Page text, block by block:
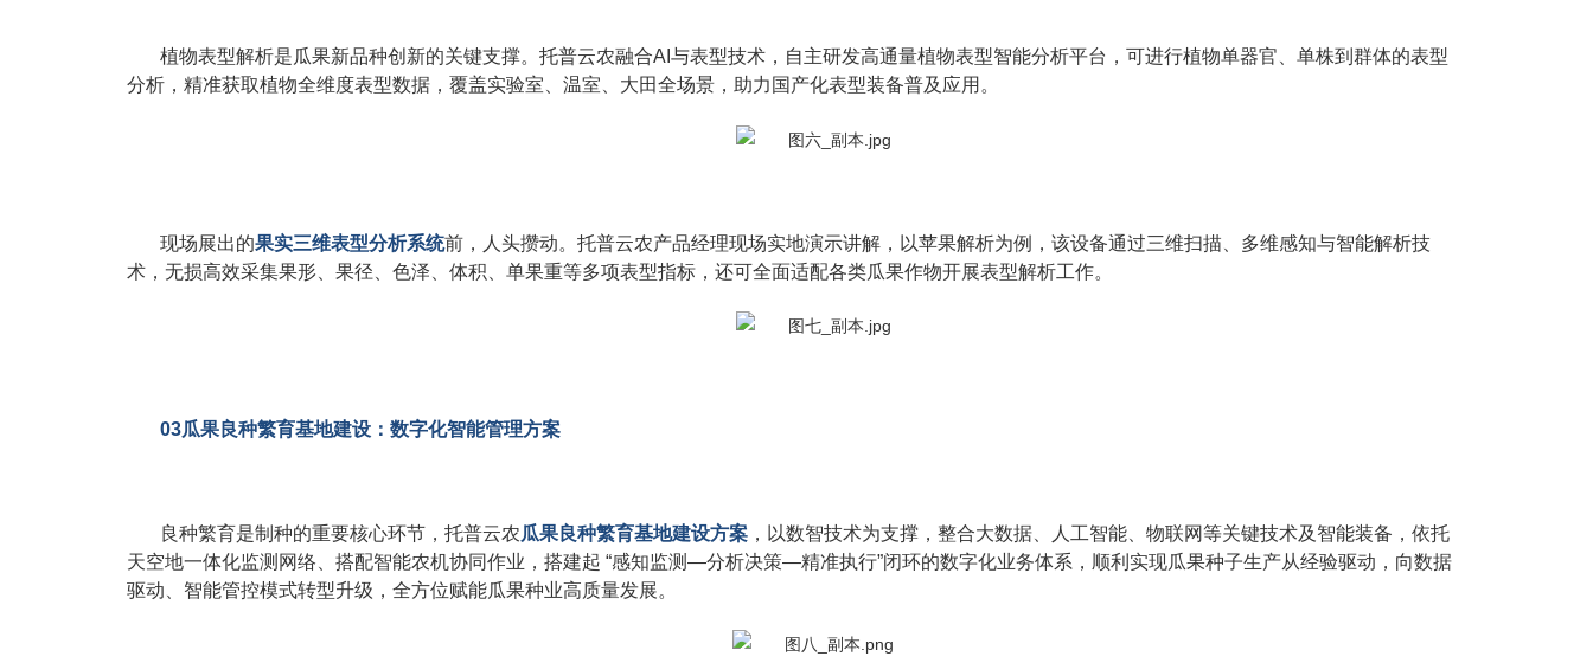
植物表型解析是瓜果新品种创新的关键支撑。托普云农融合AI与表型技术，自主研发高通量植物表型智能分析平台，可进行植物单器官、单株到群体的表型
分析，精准获取植物全维度表型数据，覆盖实验室、温室、大田全场景，助力国产化表型装备普及应用。
现场展出的果实三维表型分析系统前，人头攒动。托普云农产品经理现场实地演示讲解，以苹果解析为例，该设备通过三维扫描、多维感知与智能解析技
术，无损高效采集果形、果径、色泽、体积、单果重等多项表型指标，还可全面适配各类瓜果作物开展表型解析工作。
03瓜果良种繁育基地建设：数字化智能管理方案
良种繁育是制种的重要核心环节，托普云农瓜果良种繁育基地建设方案 ，以数智技术为支撑，整合大数据、人工智能、物联网等关键技术及智能装备，依托
天空地一体化监测网络、搭配智能农机协同作业，搭建起 “感知监测—分析决策—精准执行”闭环的数字化业务体系，顺利实现瓜果种子生产从经验驱动，向数据
驱动、智能管控模式转型升级，全方位赋能瓜果种业高质量发展。